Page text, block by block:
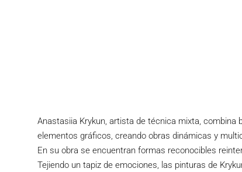
Anastasiia Krykun, artista de técnica mixta,
elementos gráficos, creando obras dinámicas y
En su obra se encuentran formas reconocibles
Tejiendo un tapiz de emociones, las pinturas de